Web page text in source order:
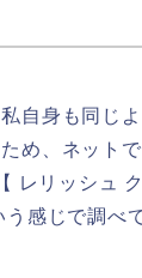
自身も同じ
め、ネット
レリッシュ
感じで調べ